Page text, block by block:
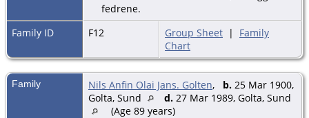
fedrene.
Family ID
F12 Group Sheet | Family
Chart
Family Nils Anfin Olai Jans. Golten, b. 25 Mar 1900,
Golta, Sund
d. 27 Mar 1989, Golta, Sund
(Age 89 years)